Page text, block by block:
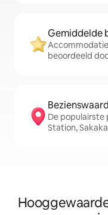
Gemiddelde
beoordeeld
De populairste
Station,